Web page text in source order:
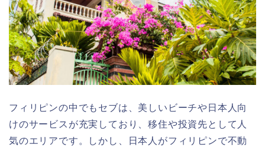
フィリピンの中でもセブは、美しいビーチや日本人向
けのサービスが充実しており、移住や投資先として人
気のエリアです。しかし、日本人がフィリピンで不動